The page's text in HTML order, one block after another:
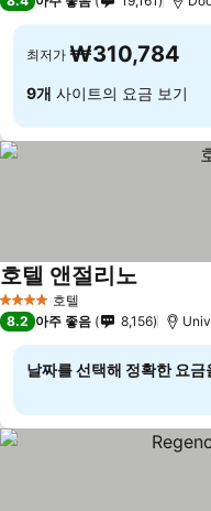
최저가 ₩310,784
9개 사이트의 요금 보기
4 성급 호텔
호텔 앤절리노
8.2 아주 좋음 8,156
날짜를 선택해 정확한 요금